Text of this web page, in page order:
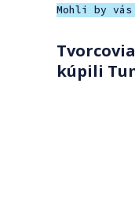
Mohli by
kúpili